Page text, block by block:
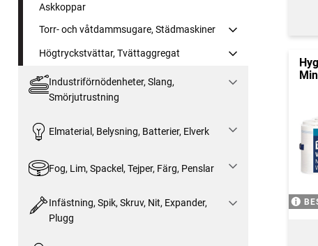
Askkoppar
Torr- och våtdammsugare, Städmaskiner
Högtryckstvättar, Tvättaggregat
Industriförnödenheter, Slang,
Smörjutrustning
Elmaterial, Belysning, Batterier, Elverk
Fog, Lim, Spackel, Tejper, Färg, Penslar
Infästning, Spik, Skruv, Nit, Expander,
Plugg